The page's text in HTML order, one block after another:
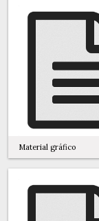
Material gráfico